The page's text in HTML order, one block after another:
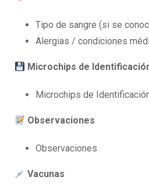
Tipo de sangre (si se
Alergias / condiciones
Microchips de
Microchips de
Observaciones
Observaciones
Vacunas